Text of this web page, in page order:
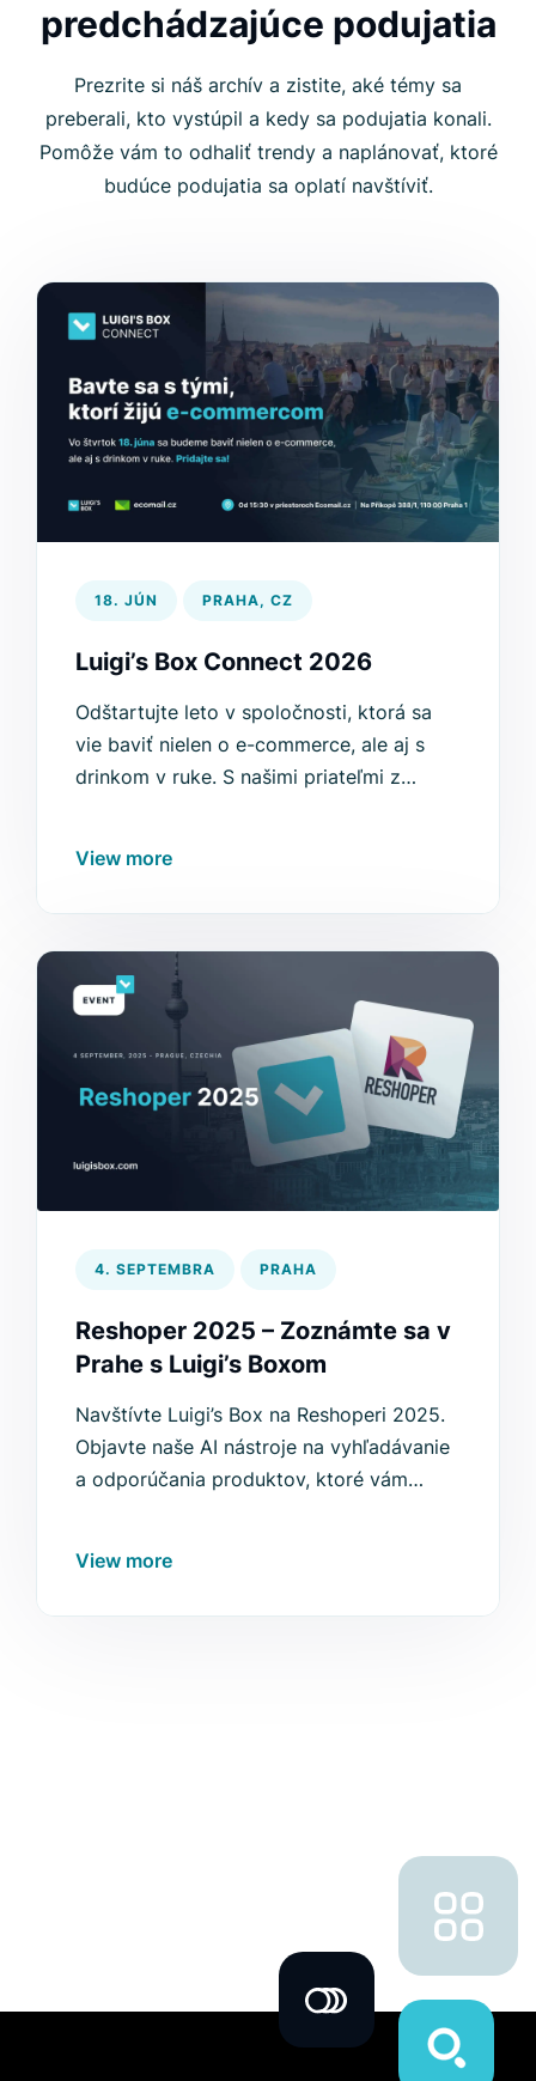
predchádzajúce podujatia
Prezrite si náš archív a zistite, aké témy sa
preberali, kto vystúpil a kedy sa podujatia konali.
Pomôže vám to odhaliť trendy a naplánovať, ktoré
budúce podujatia sa oplatí navštíviť.
18. JÚN PRAHA, CZ
Luigi’s Box Connect 2026
Odštartujte leto v spoločnosti, ktorá sa
vie baviť nielen o e-commerce, ale aj s
drinkom v ruke. S našimi priateľmi z
program, jedlo a drinky vychutnáme na
View more
4. SEPTEMBRA PRAHA
Reshoper 2025 – Zoznámte sa v
Prahe s Luigi’s Boxom
Navštívte Luigi’s Box na Reshoperi 2025.
Objavte naše AI nástroje na vyhľadávanie
a odporúčania produktov, ktoré vám
View more